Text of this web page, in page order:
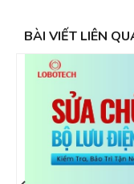
BÀI VIẾT LIÊN